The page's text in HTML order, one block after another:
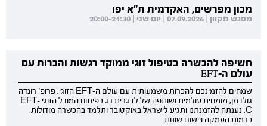
מכון מפרשים, האקדמית ת"א יפו
מפגש מקוון | 07.09.2026 | יום שני | 20:00-21:30
חשיפה להכשרה בטיפול זוגי ממוקד רגשות והכרות עם
עולם ה-EFT
שמחים להזמינכם להכרות משמעותית עם עולם ה-EFT הזוגי. פרופ' רונדה
גולדמן, מומחית עולמית ושותפה של לז גרינברג בפיתוח המודל הזוגי EFT-
C, נענתה להזמנתנו ותגיע לישראל באוקטובר ותלמד בהכשרה מודולות
ברמות העמקה ויישום שונות.